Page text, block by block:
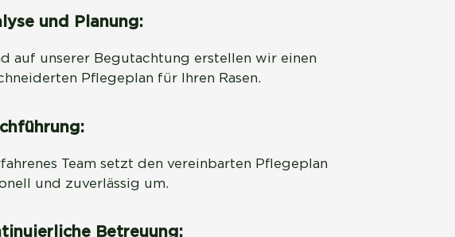
und Planung:
auf unserer Begutachtung erstellen wir einen
Pflegeplan für Ihren Rasen.
Team setzt den vereinbarten Pflegeplan
und zuverlässig um.
Betreuung: